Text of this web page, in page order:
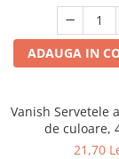
ADAUGA IN
Vanish Servetele
de culoare,
21,70